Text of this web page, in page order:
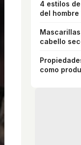
4 estilos
del
cabello
como